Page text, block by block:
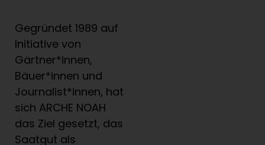
Gegründet 1989 auf
Initiative von
Gärtner*innen,
Bäuer*innen und
Journalist*innen, hat
sich ARCHE NOAH
das Ziel gesetzt, das
Saatgut als